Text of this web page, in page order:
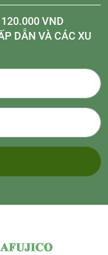
120.000 VND
DẪN VÀ CÁC XU